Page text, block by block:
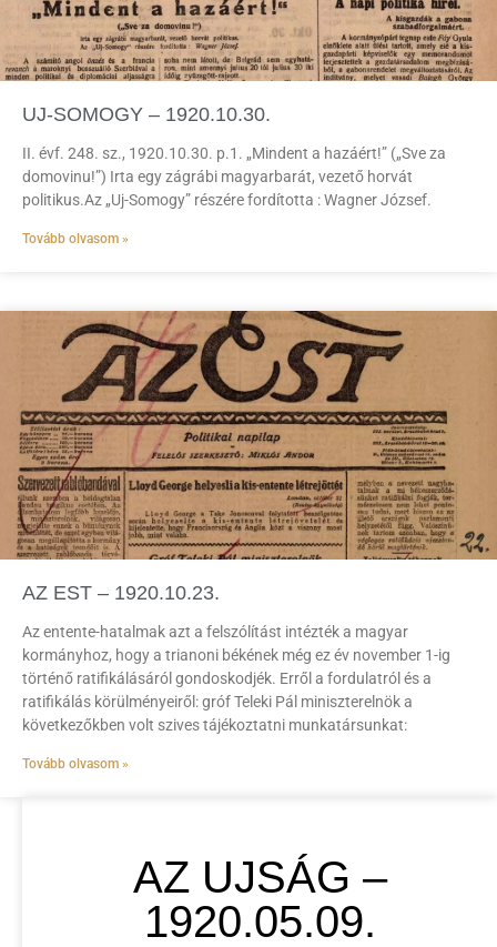
UJ-SOMOGY – 1920.10.30.
II. évf. 248. sz., 1920.10.30. p.1. „Mindent a hazáért!” („Sve za
domovinu!”) Irta egy zágrábi magyarbarát, vezető horvát
politikus.Az „Uj-Somogy” részére fordította : Wagner József.
Tovább olvasom »
AZ EST – 1920.10.23.
Az entente-hatalmak azt a felszólítást intézték a magyar
kormányhoz, hogy a trianoni békének még ez év november 1-ig
történő ratifikálásáról gondoskodjék. Erről a fordulatról és a
ratifikálás körülményeiről: gróf Teleki Pál miniszterelnök a
következőkben volt szives tájékoztatni munkatársunkat:
Tovább olvasom »
AZ UJSÁG –
1920.05.09.